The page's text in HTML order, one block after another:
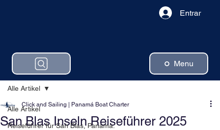
Menu
Entrar
Alle Artikel
Reiseführer für San Blas, Panama:
Alle Artikel
San Blas Inseln Reiseführer 2025
Click and Sailing | Panamá Boat Charter